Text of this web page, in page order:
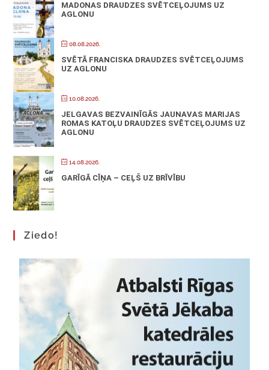
MADONAS DRAUDZES SVĒTCEĻOJUMS UZ
AGLONU
08.08.2026.
SVĒTĀ FRANCISKA DRAUDZES SVĒTCEĻOJUMS
UZ AGLONU
10.08.2026.
JELGAVAS BEZVAINĪGĀS JAUNAVAS MARIJAS
ROMAS KATOĻU DRAUDZES SVĒTCEĻOJUMS UZ
AGLONU
14.08.2026.
GARĪGĀ CĪŅA – CEĻŠ UZ BRĪVĪBU
Ziedo!